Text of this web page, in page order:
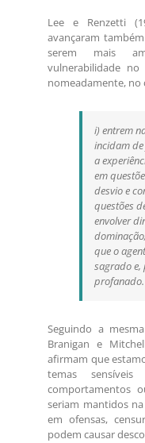
Lee e Renzetti
avançaram
serem mais
vulnerabilidade
nomeadamente, no
i) entrem
incidam
a
em
desvio e
questões
envolver
que o
sagrado e,
profanado.
Seguindo a
Branigan e
afirmam que
temas
comportamentos
seriam mantidos
em ofensas,
podem causar